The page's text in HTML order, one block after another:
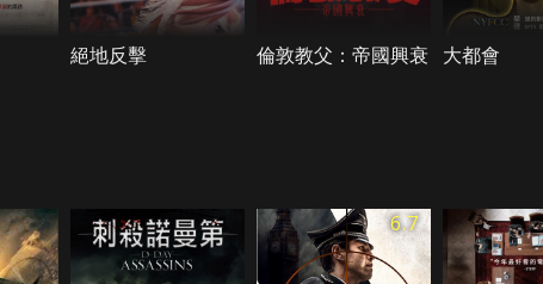
絕地反擊 倫敦教父：帝國興衰 大都會
6.7